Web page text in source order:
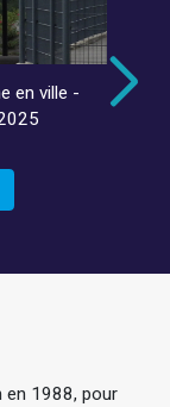
en ville -
en 1988, pour